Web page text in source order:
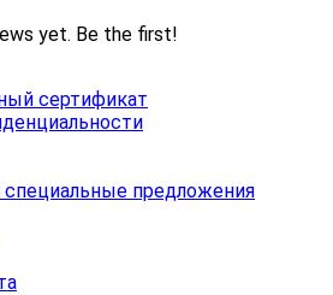
yet. Be the first!
сертификат
предложения